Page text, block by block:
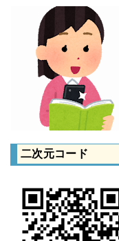
二次元コード